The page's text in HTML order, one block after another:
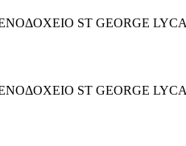
ST GEORGE
ST GEORGE